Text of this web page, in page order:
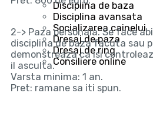
Disciplina de baza
Disciplina avansata
Socializarea cainelui
Dresaj de paza
Dresaj de ring
Consiliere online
2-> Paza personala. Se face
disciplina de baza facuta sau
demonstreaza ca isi
il asculta.
Varsta minima: 1 an.
Pret: ramane sa iti spun.